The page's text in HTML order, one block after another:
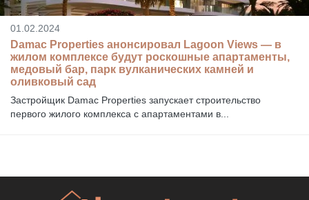
01.02.2024
Damac Properties анонсировал Lagoon Views — в
жилом комплексе будут роскошные апартаменты,
медовый бар, парк вулканических камней и
оливковый сад
Застройщик Damac Properties запускает строительство
первого жилого комплекса с апартаментами в...